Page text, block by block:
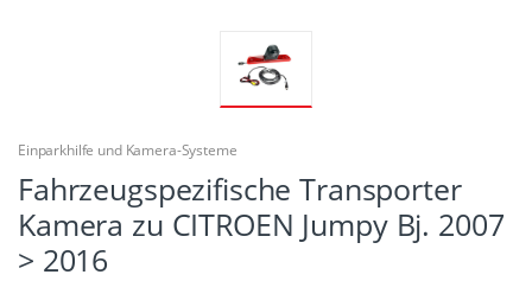
Einparkhilfe und Kamera-Systeme
Fahrzeugspezifische Transporter
Kamera zu CITROEN Jumpy Bj. 2007
> 2016